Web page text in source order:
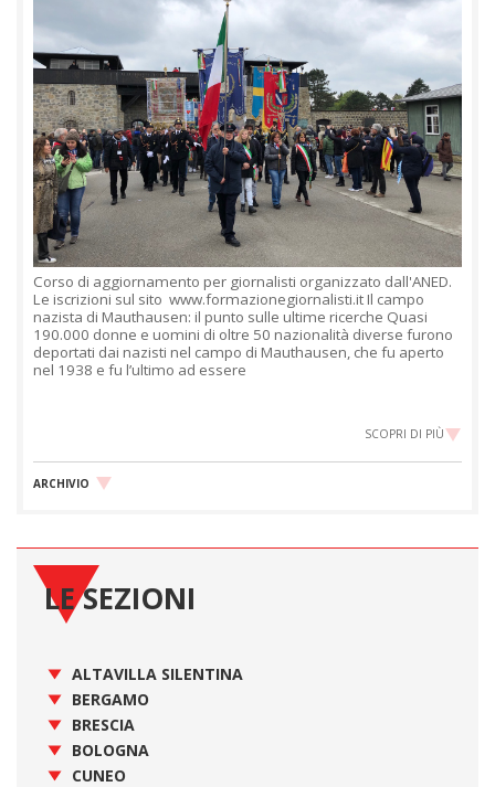
Corso di aggiornamento per giornalisti organizzato dall'ANED.
Le iscrizioni sul sito www.formazionegiornalisti.it Il campo
nazista di Mauthausen: il punto sulle ultime ricerche Quasi
190.000 donne e uomini di oltre 50 nazionalità diverse furono
deportati dai nazisti nel campo di Mauthausen, che fu aperto
nel 1938 e fu l’ultimo ad essere
SCOPRI DI PIÙ
ARCHIVIO
LE SEZIONI
ALTAVILLA SILENTINA
BERGAMO
BRESCIA
BOLOGNA
CUNEO